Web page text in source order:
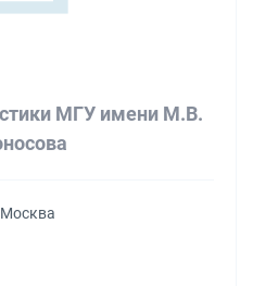
МГУ имени М.В.
Москва